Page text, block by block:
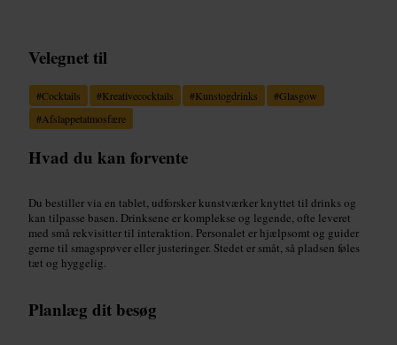
Velegnet til
#Cocktails #Kreativecocktails #Kunstogdrinks #Glasgow
#Afslappetatmosfære
Hvad du kan forvente
Du bestiller via en tablet, udforsker kunstværker knyttet til drinks og
kan tilpasse basen. Drinksene er komplekse og legende, ofte leveret
med små rekvisitter til interaktion. Personalet er hjælpsomt og guider
gerne til smagsprøver eller justeringer. Stedet er småt, så pladsen føles
tæt og hyggelig.
Planlæg dit besøg